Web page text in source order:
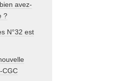
avez-
?
N°32 est
CGC